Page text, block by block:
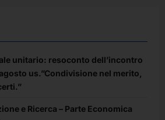
unitario: resoconto dell’incontro
us.”Condivisione nel merito,
e Ricerca – Parte Economica